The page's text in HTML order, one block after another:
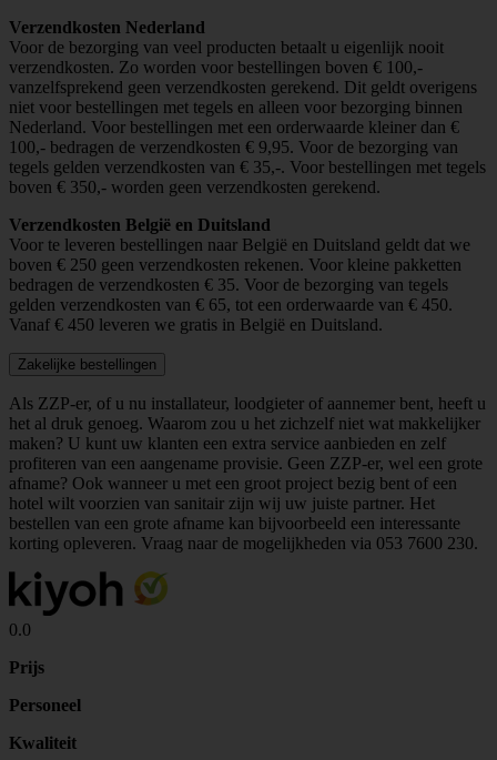
Verzendkosten Nederland
Voor de bezorging van veel producten betaalt u eigenlijk nooit
verzendkosten. Zo worden voor bestellingen boven € 100,-
vanzelfsprekend geen verzendkosten gerekend. Dit geldt overigens
niet voor bestellingen met tegels en alleen voor bezorging binnen
Nederland. Voor bestellingen met een orderwaarde kleiner dan €
100,- bedragen de verzendkosten € 9,95. Voor de bezorging van
tegels gelden verzendkosten van € 35,-. Voor bestellingen met tegels
boven € 350,- worden geen verzendkosten gerekend.
Verzendkosten België en Duitsland
Voor te leveren bestellingen naar België en Duitsland geldt dat we
boven € 250 geen verzendkosten rekenen. Voor kleine pakketten
bedragen de verzendkosten € 35. Voor de bezorging van tegels
gelden verzendkosten van € 65, tot een orderwaarde van € 450.
Vanaf € 450 leveren we gratis in België en Duitsland.
Zakelijke bestellingen
Als ZZP-er, of u nu installateur, loodgieter of aannemer bent, heeft u
het al druk genoeg. Waarom zou u het zichzelf niet wat makkelijker
maken? U kunt uw klanten een extra service aanbieden en zelf
profiteren van een aangename provisie. Geen ZZP-er, wel een grote
afname? Ook wanneer u met een groot project bezig bent of een
hotel wilt voorzien van sanitair zijn wij uw juiste partner. Het
bestellen van een grote afname kan bijvoorbeeld een interessante
korting opleveren. Vraag naar de mogelijkheden via 053 7600 230.
0.0
Prijs
Personeel
Kwaliteit